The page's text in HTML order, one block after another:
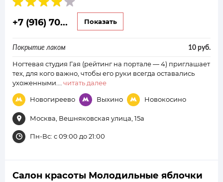
+7 (916) 70... Показать
Покрытие лаком 10 руб.
Ногтевая студия Гая (рейтинг на портале — 4) приглашает
тех, для кого важно, чтобы его руки всегда оставались
ухоженными.…читать далее
Новогиреево Выхино Новокосино
Москва, Вешняковская улица, 15а
Пн-Вс: с 09:00 до 21:00
Салон красоты Молодильные яблочки